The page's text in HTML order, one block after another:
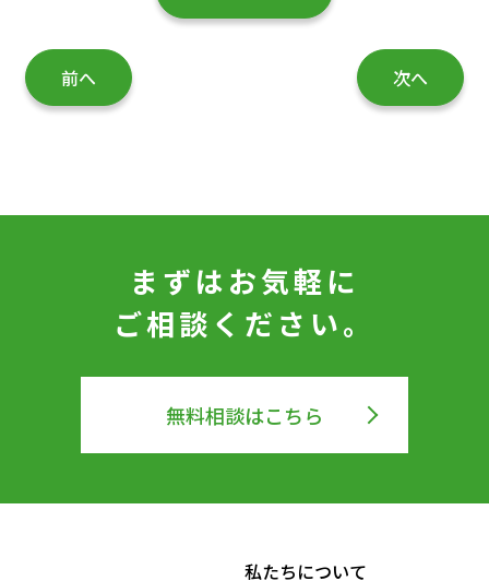
前へ 次へ
まずはお気軽に
ご相談ください。
無料相談はこちら
私たちについて